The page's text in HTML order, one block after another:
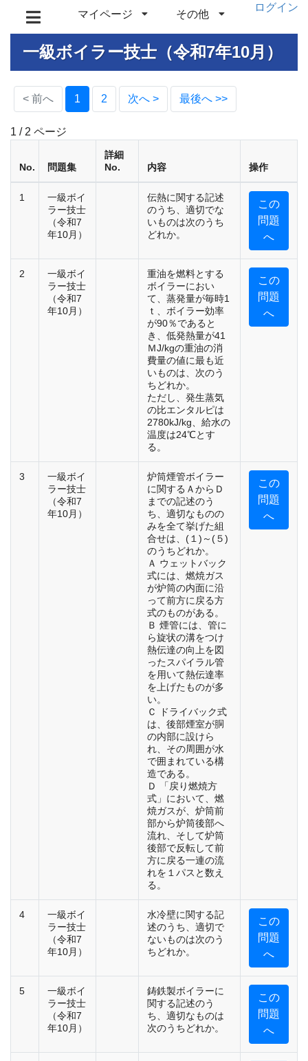
マイページ その他
ログイン
一級ボイラー技士（令和7年10月）
< 前へ 1 (current)
2 次へ > 最後へ >>
1 / 2 ページ
No. 問題集
詳細
No.
内容 操作
1
一級ボイ
ラー技士
（令和7
年10月）
伝熱に関する記述
のうち、適切でな
いものは次のうち
どれか。
この
問題
へ
2
一級ボイ
ラー技士
（令和7
年10月）
重油を燃料とする
ボイラーにおい
て、蒸発量が毎時1
ｔ、ボイラー効率
が90％であると
き、低発熱量が41
ＭJ/kgの重油の消
費量の値に最も近
いものは、次のう
ちどれか。
ただし、発生蒸気
の比エンタルピは
2780kJ/kg、給水の
温度は24℃とす
る。
この
問題
へ
3
一級ボイ
ラー技士
（令和7
年10月）
炉筒煙管ボイラー
に関するＡからＤ
までの記述のう
ち、適切なものの
みを全て挙げた組
合せは、(１)～(５)
のうちどれか。
Ａ ウェットバック
式には、燃焼ガス
が炉筒の内面に沿
って前方に戻る方
式のものがある。
Ｂ 煙管には、管に
ら旋状の溝をつけ
熱伝達の向上を図
ったスパイラル管
を用いて熱伝達率
を上げたものが多
い。
Ｃ ドライバック式
は、後部煙室が胴
の内部に設けら
れ、その周囲が水
で囲まれている構
造である。
Ｄ 「戻り燃焼方
式」において、燃
焼ガスが、炉筒前
部から炉筒後部へ
流れ、そして炉筒
後部で反転して前
方に戻る一連の流
れを１パスと数え
る。
この
問題
へ
4
一級ボイ
ラー技士
（令和7
年10月）
水冷壁に関する記
述のうち、適切で
ないものは次のう
ちどれか。
この
問題
へ
5
一級ボイ
ラー技士
（令和7
年10月）
鋳鉄製ボイラーに
関する記述のう
ち、適切なものは
次のうちどれか。
この
問題
へ